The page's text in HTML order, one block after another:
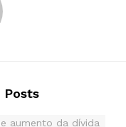
Posts